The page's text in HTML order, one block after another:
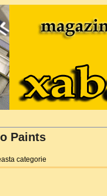
Paints
categorie